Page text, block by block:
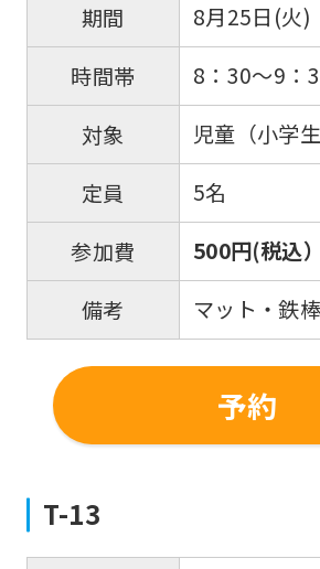
期間
8月25日(火)
時間帯
8：30～9：
対象
児童（小学
定員
5名
参加費
500円(税込）
備考
マット・鉄
予約
T-13